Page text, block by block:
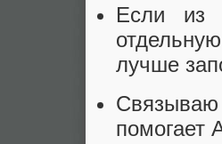
Если из
лучше
помогает